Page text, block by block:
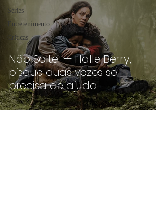
Séries
Entretenimento
Críticas
Não Solte! — Halle Berry,
pisque duas vezes se
precisa de ajuda